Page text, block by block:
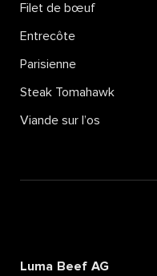
Filet de bœuf
Entrecôte
Parisienne
Steak Tomahawk
Viande sur l’os
Luma Beef AG